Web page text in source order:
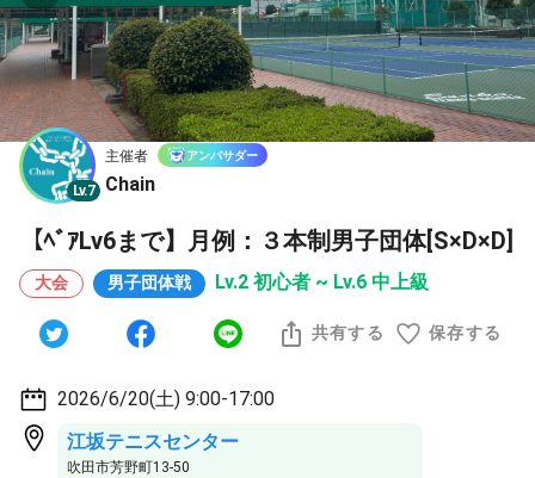
Lv.7
主催者 アンバサダー
Chain
【ﾍﾞｱLv6まで】月例：３本制男子団体[S×D×D]
大会 男子団体戦 Lv.2 初心者 ~ Lv.6 中上級
共有する 保存する
2026/6/20(土) 9:00-17:00
江坂テニスセンター
吹田市芳野町13-50